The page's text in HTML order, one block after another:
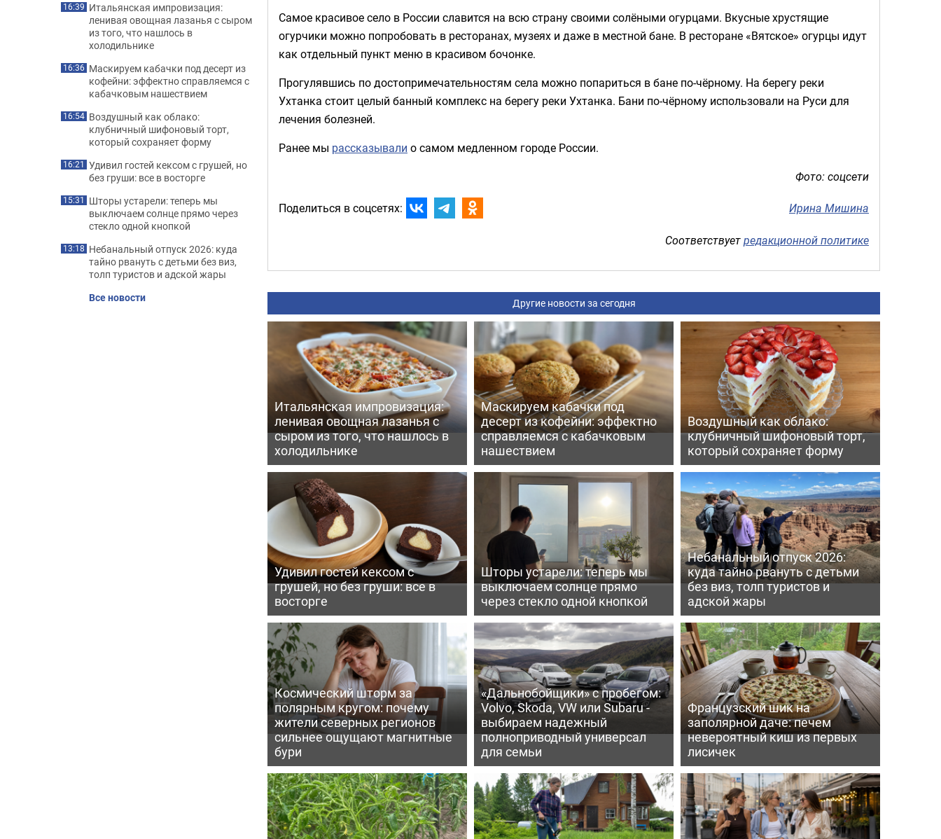
Самое красивое село в России славится на всю страну своими солёными огурцами. Вкусные хрустящие
огурчики можно попробовать в ресторанах, музеях и даже в местной бане. В ресторане «Вятское» огурцы идут
как отдельный пункт меню в красивом бочонке.
Прогулявшись по достопримечательностям села можно попариться в бане по-чёрному. На берегу реки
Ухтанка стоит целый банный комплекс на берегу реки Ухтанка. Бани по-чёрному использовали на Руси для
лечения болезней.
Ранее мы рассказывали о самом медленном городе России.
Фото: соцсети
Поделиться в соцсетях: Ирина Мишина
Соответствуетредакционной политике
Другие новости за сегодня
Итальянская импровизация:
ленивая овощная лазанья с
сыром из того, что нашлось в
холодильнике
Маскируем кабачки под
десерт из кофейни: эффектно
справляемся с кабачковым
нашествием
Воздушный как облако:
клубничный шифоновый торт,
который сохраняет форму
Удивил гостей кексом с
грушей, но без груши: все в
восторге
Шторы устарели: теперь мы
выключаем солнце прямо
через стекло одной кнопкой
Небанальный отпуск 2026:
куда тайно рвануть с детьми
без виз, толп туристов и
адской жары
Космический шторм за
полярным кругом: почему
жители северных регионов
сильнее ощущают магнитные
бури
«Дальнобойщики» с пробегом:
Volvo, Skoda, VW или Subaru -
выбираем надежный
полноприводный универсал
для семьи
Французский шик на
заполярной даче: печем
невероятный киш из первых
лисичек
16:39 Итальянская импровизация:
ленивая овощная лазанья с сыром
из того, что нашлось в
холодильнике
16:36 Маскируем кабачки под десерт из
кофейни: эффектно справляемся с
кабачковым нашествием
16:54 Воздушный как облако:
клубничный шифоновый торт,
который сохраняет форму
16:21 Удивил гостей кексом с грушей, но
без груши: все в восторге
15:31 Шторы устарели: теперь мы
выключаем солнце прямо через
стекло одной кнопкой
13:18 Небанальный отпуск 2026: куда
тайно рвануть с детьми без виз,
толп туристов и адской жары
Все новости